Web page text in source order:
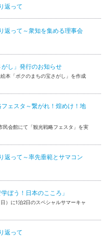
返って
返って～衆知を集める理事会
し」発行のお知らせ
本「ボクのまちの宝さがし」を作成
ェスタ～繋がれ！煌めけ！地
民会館にて「観光戦略フェスタ」を実
返って～率先垂範とサマコン
ぼう！日本のこころ」
）に1泊2日のスペシャルサマーキャ
返って